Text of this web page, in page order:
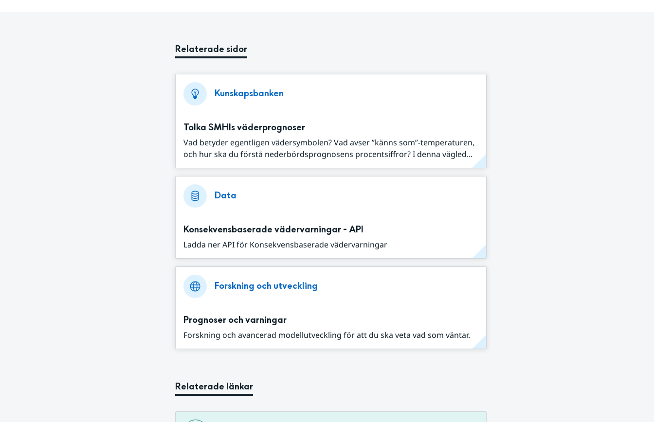
Relaterade sidor
Kunskapsbanken
Tolka SMHIs väderprognoser
Vad betyder egentligen vädersymbolen? Vad avser ”känns som”-temperaturen,
och hur ska du förstå nederbördsprognosens procentsiffror? I denna vägled...
Data
Konsekvensbaserade vädervarningar - API
Ladda ner API för Konsekvensbaserade vädervarningar
Forskning och utveckling
Prognoser och varningar
Forskning och avancerad modellutveckling för att du ska veta vad som väntar.
Relaterade länkar